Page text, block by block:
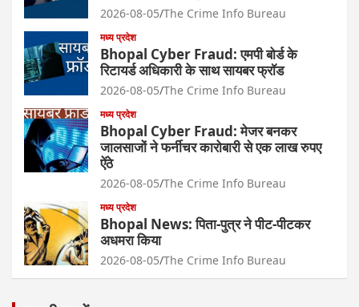
2026-08-05 The Crime Info Bureau
मध्य प्रदेश
Bhopal Cyber Fraud: एमपी बोर्ड के
रिटायर्ड अधिकारी के साथ सायबर फ्रॉड
2026-08-05 The Crime Info Bureau
मध्य प्रदेश
Bhopal Cyber Fraud: मेजर बनकर
जालसाजों ने फर्नीचर कारोबारी से एक लाख रुपए
ऐंठे
2026-08-05 The Crime Info Bureau
मध्य प्रदेश
Bhopal News: पिता-पुत्र ने पीट-पीटकर
अधमरा किया
2026-08-05 The Crime Info Bureau